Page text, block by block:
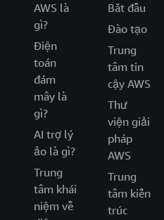
AWS là
gì?
Điện
toán
đám
mây là
gì?
AI trợ lý
ảo là gì?
Trung
tâm khái
niệm về
Bắt đầu
Đào tạo
Trung
tâm tin
cậy AWS
Thư
viện giải
pháp
AWS
Trung
tâm kiến
trúc